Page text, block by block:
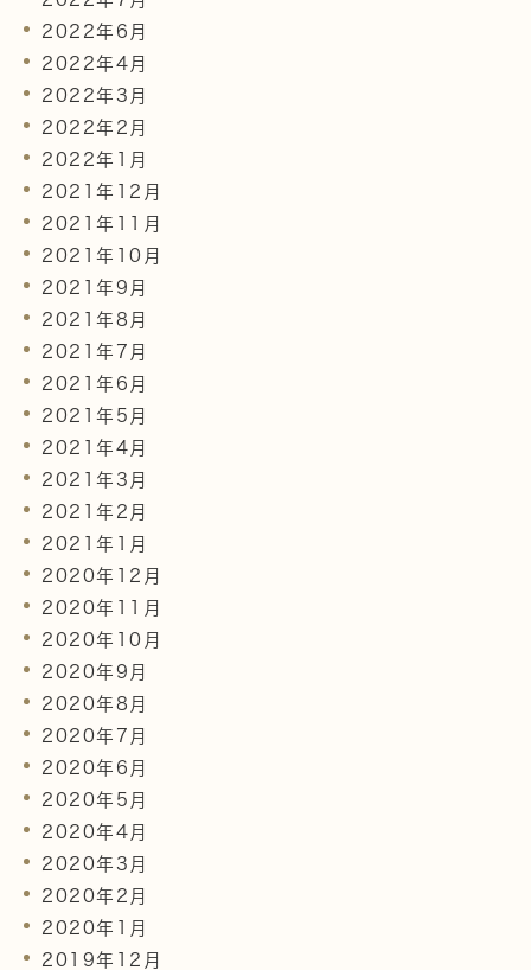
2022年6月
2022年4月
2022年3月
2022年2月
2022年1月
2021年12月
2021年11月
2021年10月
2021年9月
2021年8月
2021年7月
2021年6月
2021年5月
2021年4月
2021年3月
2021年2月
2021年1月
2020年12月
2020年11月
2020年10月
2020年9月
2020年8月
2020年7月
2020年6月
2020年5月
2020年4月
2020年3月
2020年2月
2020年1月
2019年12月